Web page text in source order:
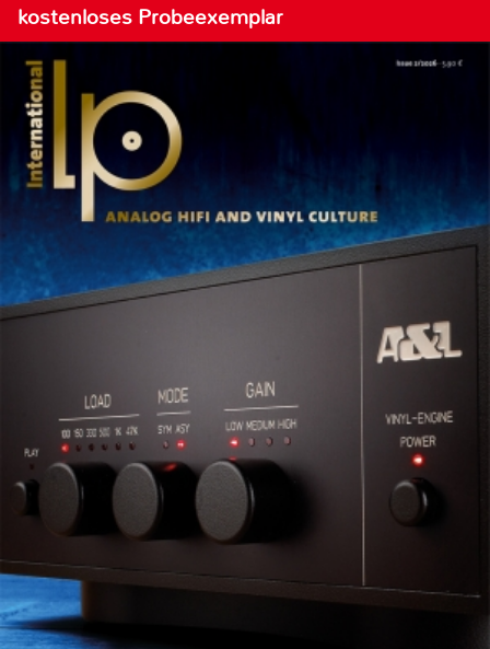
kostenloses Probeexemplar